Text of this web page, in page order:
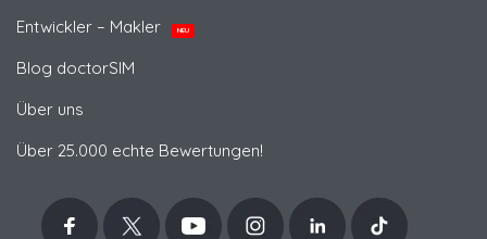
Entwickler – Makler
NEU
Blog doctorSIM
Über uns
Über 25.000 echte Bewertungen!